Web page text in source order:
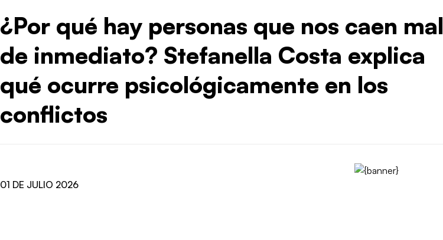
¿Por qué hay personas que nos caen mal
de inmediato? Stefanella Costa explica
qué ocurre psicológicamente en los
conflictos
01 DE JULIO 2026